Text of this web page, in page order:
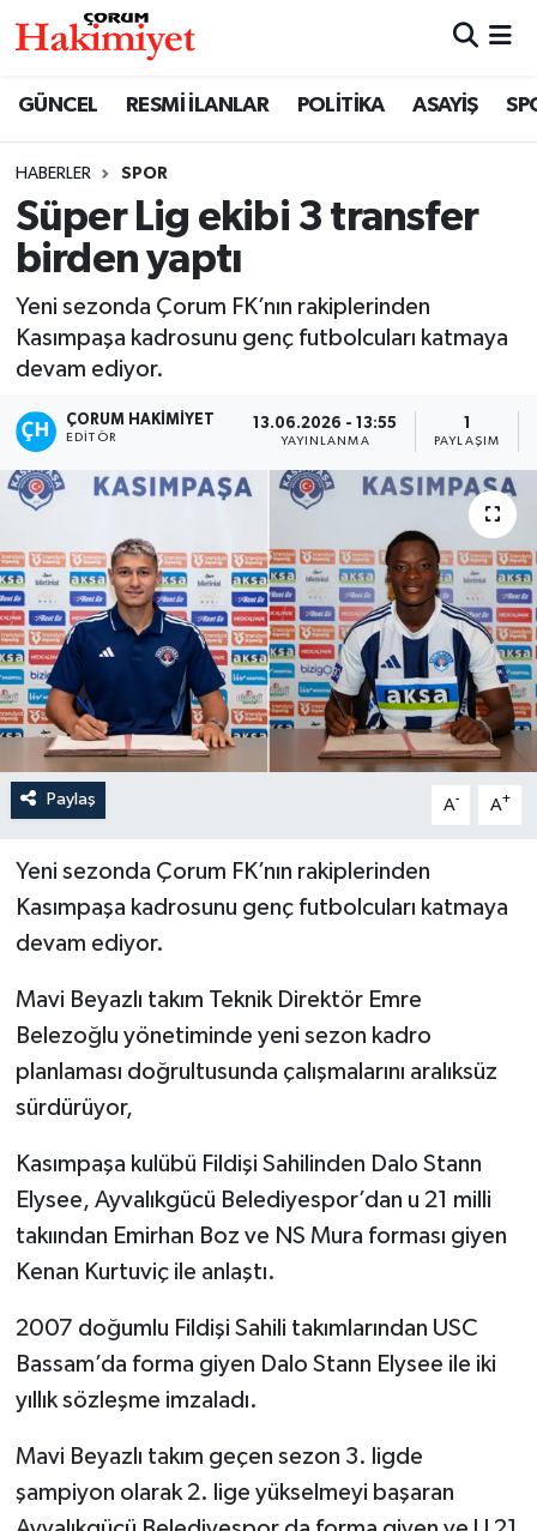
GÜNCEL RESMİ İLANLAR POLİTİKA ASAYİŞ
HABERLER SPOR
Süper Lig ekibi 3 transfer
birden yaptı
Yeni sezonda Çorum FK’nın rakiplerinden
Kasımpaşa kadrosunu genç futbolcuları katmaya
devam ediyor.
ÇORUM HAKIMIYET
EDITÖR
13.06.2026 - 13:55
YAYINLANMA
1
PAYLAŞIM
Paylaş A- A+
Yeni sezonda Çorum FK’nın rakiplerinden
Kasımpaşa kadrosunu genç futbolcuları katmaya
devam ediyor.
Mavi Beyazlı takım Teknik Direktör Emre
Belezoğlu yönetiminde yeni sezon kadro
planlaması doğrultusunda çalışmalarını aralıksüz
sürdürüyor,
Kasımpaşa kulübü Fildişi Sahilinden Dalo Stann
Elysee, Ayvalıkgücü Belediyespor’dan u 21 milli
takıından Emirhan Boz ve NS Mura forması giyen
Kenan Kurtuviç ile anlaştı.
2007 doğumlu Fildişi Sahili takımlarından USC
Bassam’da forma giyen Dalo Stann Elysee ile iki
yıllık sözleşme imzaladı.
Mavi Beyazlı takım geçen sezon 3. ligde
şampiyon olarak 2. lige yükselmeyi başaran
SAĞLIK
ASAYİŞ
EKONOMİ
İLÇELER
OTOPARK
TEKNOLOJİ
Nöbetçi Eczaneler
Çorum Namaz Vakitleri
Trafik Durumu
Süper Lig Puan Durumu ve Fikstür